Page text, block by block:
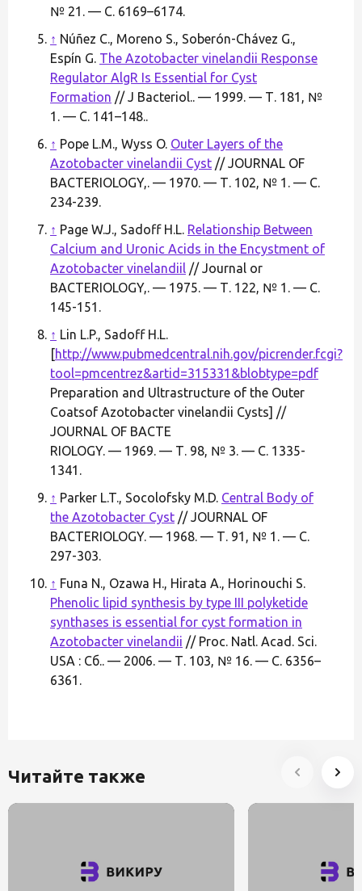
№ 21. — С. 6169–6174.
↑ Núñez C., Moreno S., Soberón-Chávez G.,
Espín G. The Azotobacter vinelandii Response
Regulator AlgR Is Essential for Cyst
Formation // J Bacteriol.. — 1999. — Т. 181, №
1. — С. 141–148..
↑ Pope L.M., Wyss O. Outer Layers of the
Azotobacter vinelandii Cyst // JOURNAL OF
BACTERIOLOGY,. — 1970. — Т. 102, № 1. — С.
234-239.
↑ Page W.J., Sadoff H.L. Relationship Between
Calcium and Uronic Acids in the Encystment of
Azotobacter vinelandiil // Journal or
BACTERIOLOGY,. — 1975. — Т. 122, № 1. — С.
145-151.
↑ Lin L.P., Sadoff H.L.
[http://www.pubmedcentral.nih.gov/picrender.fcgi?
tool=pmcentrez&artid=315331&blobtype=pdf
Preparation and Ultrastructure of the Outer
Coatsof Azotobacter vinelandii Cysts] //
JOURNAL OF BACTE
RIOLOGY. — 1969. — Т. 98, № 3. — С. 1335-
1341.
↑ Parker L.T., Socolofsky M.D. Central Body of
the Azotobacter Cyst // JOURNAL OF
BACTERIOLOGY. — 1968. — Т. 91, № 1. — С.
297-303.
↑ Funa N., Ozawa H., Hirata A., Horinouchi S.
Phenolic lipid synthesis by type III polyketide
synthases is essential for cyst formation in
Azotobacter vinelandii // Proc. Natl. Acad. Sci.
USA : Сб.. — 2006. — Т. 103, № 16. — С. 6356–
6361.
Читайте также